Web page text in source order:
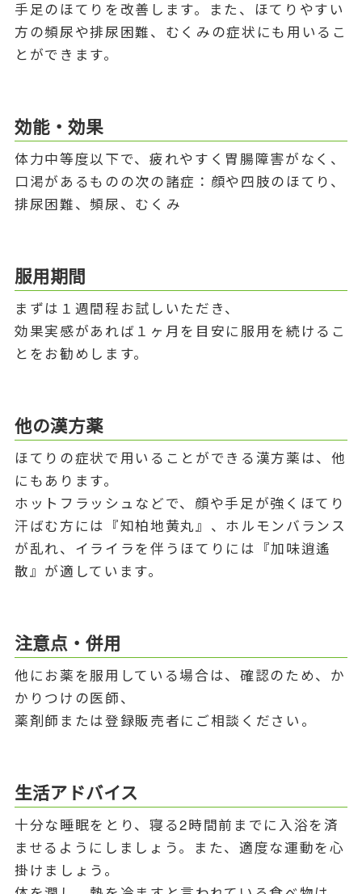
手足のほてりを改善します。また、ほてりやすい
方の頻尿や排尿困難、むくみの症状にも用いるこ
とができます。
効能・効果
体力中等度以下で、疲れやすく胃腸障害がなく、
口渇があるものの次の諸症：顔や四肢のほてり、
排尿困難、頻尿、むくみ
服用期間
まずは１週間程お試しいただき、
効果実感があれば１ヶ月を目安に服用を続けるこ
とをお勧めします。
他の漢方薬
ほてりの症状で用いることができる漢方薬は、他
にもあります。
ホットフラッシュなどで、顔や手足が強くほてり
汗ばむ方には『知柏地黄丸』、ホルモンバランス
が乱れ、イライラを伴うほてりには『加味逍遙
散』が適しています。
注意点・併用
他にお薬を服用している場合は、確認のため、か
かりつけの医師、
薬剤師または登録販売者にご相談ください。
生活アドバイス
十分な睡眠をとり、寝る2時間前までに入浴を済
ませるようにしましょう。また、適度な運動を心
掛けましょう。